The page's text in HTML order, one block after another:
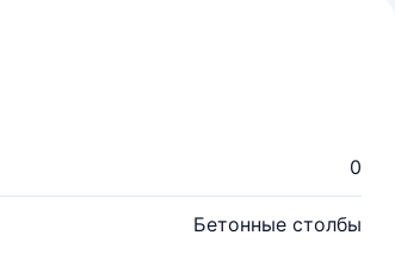
0
Бетонные столбы